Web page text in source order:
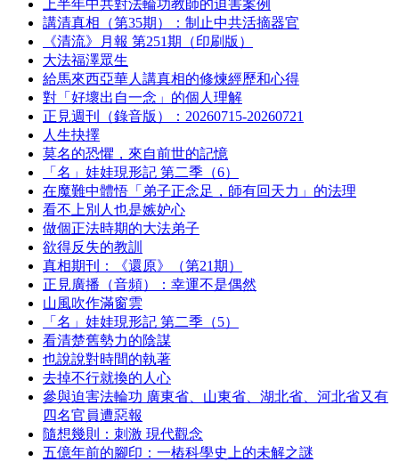
上半年中共對法輪功教師的迫害案例
講清真相（第35期）：制止中共活摘器官
《清流》月報 第251期（印刷版）
大法福澤眾生
給馬來西亞華人講真相的修煉經歷和心得
對「好壞出自一念」的個人理解
正見週刊（錄音版）：20260715-20260721
人生抉擇
莫名的恐懼，來自前世的記憶
「名」娃娃現形記 第二季（6）
在魔難中體悟「弟子正念足，師有回天力」的法理
看不上別人也是嫉妒心
做個正法時期的大法弟子
欲得反失的教訓
真相期刊：《還原》（第21期）
正見廣播（音頻）：幸運不是偶然
山風吹作滿窗雲
「名」娃娃現形記 第二季（5）
看清楚舊勢力的陰謀
也說說對時間的執著
去掉不行就換的人心
參與迫害法輪功 廣東省、山東省、湖北省、河北省又有
四名官員遭惡報
隨想幾則：刺激 現代觀念
五億年前的腳印：一樁科學史上的未解之謎